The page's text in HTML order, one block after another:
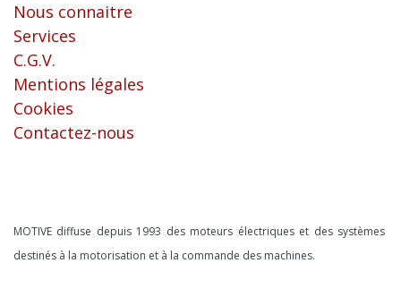
Nous connaitre
Services
C.G.V.
Mentions légales
Cookies
Contactez-nous
MOTIVE diffuse depuis 1993 des moteurs électriques et des systèmes
destinés à la motorisation et à la commande des machines.